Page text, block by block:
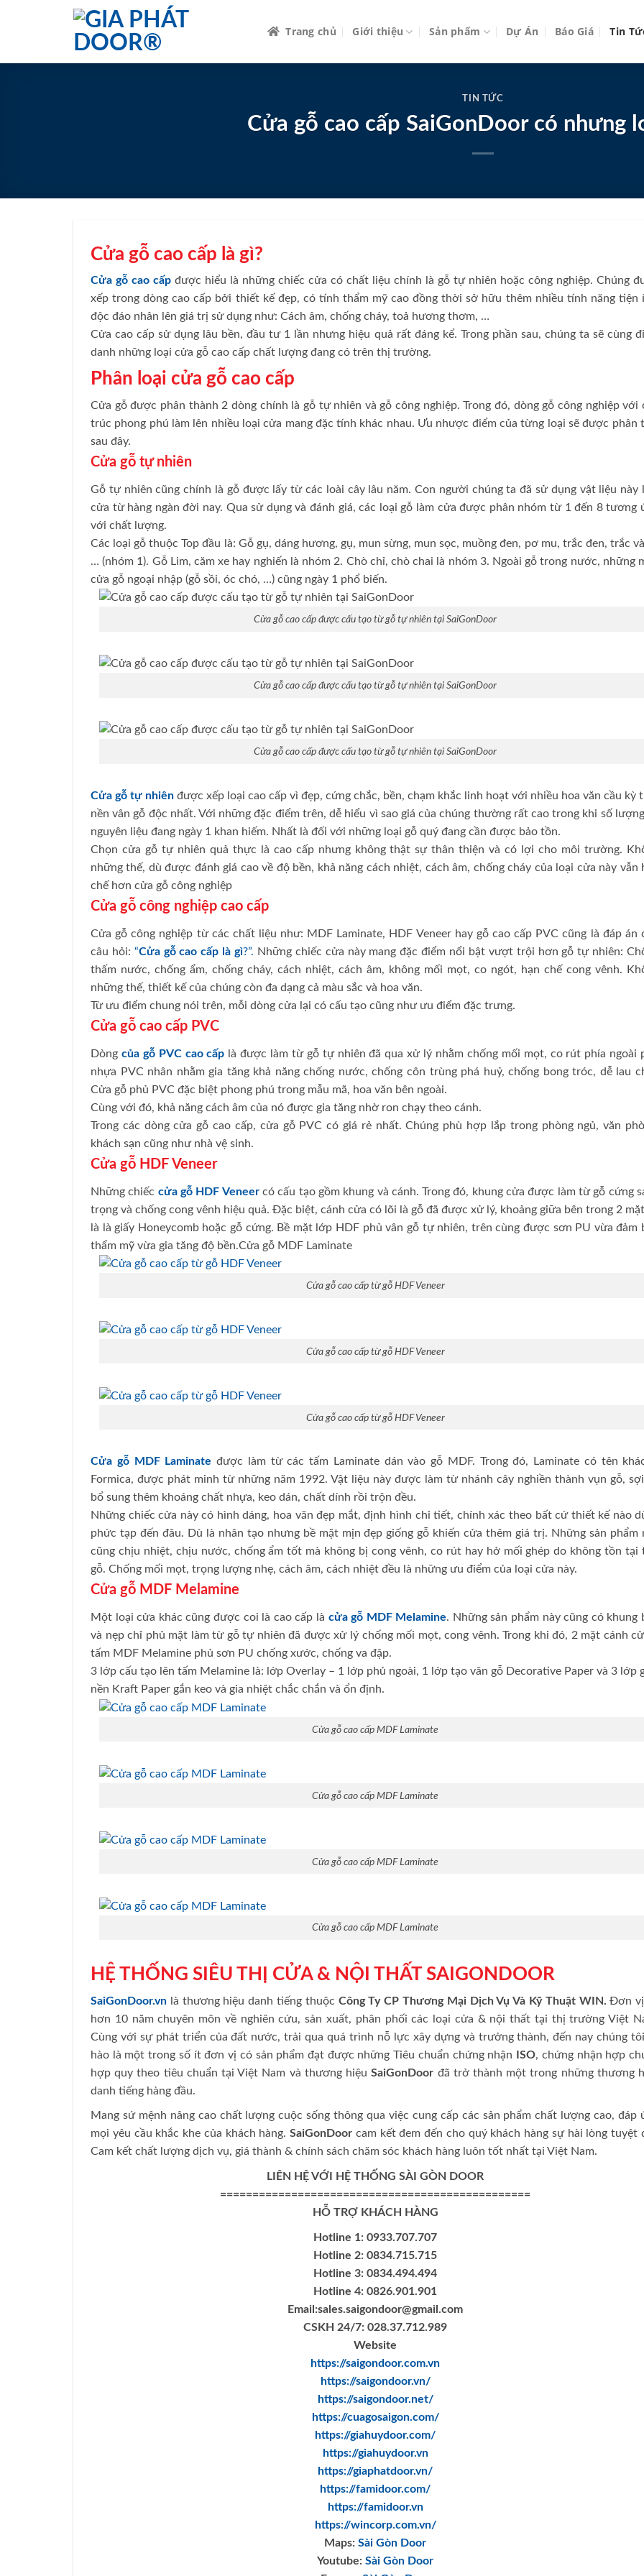
Trang chủ Giới thiệu Sản phẩm Dự Án Báo Giá Tin
TIN TỨC
Cửa gỗ cao cấp SaiGonDoor có nhưng
Cửa gỗ cao cấp là gì?
Cửa gỗ cao cấp được hiểu là những chiếc cửa có chất liệu chính là gỗ tự nhiên hoặc công nghiệp. Chúng
xếp trong dòng cao cấp bởi thiết kế đẹp, có tính thẩm mỹ cao đồng thời sở hữu thêm nhiều tính năng tiện
độc đáo nhân lên giá trị sử dụng như: Cách âm, chống cháy, toả hương thơm, …
Cửa cao cấp sử dụng lâu bền, đầu tư 1 lần nhưng hiệu quả rất đáng kể. Trong phần sau, chúng ta sẽ cùng
danh những loại cửa gỗ cao cấp chất lượng đang có trên thị trường.
Phân loại cửa gỗ cao cấp
Cửa gỗ được phân thành 2 dòng chính là gỗ tự nhiên và gỗ công nghiệp. Trong đó, dòng gỗ công nghiệp với
trúc phong phú làm lên nhiều loại cửa mang đặc tính khác nhau. Ưu nhược điểm của từng loại sẽ được phân
sau đây.
Cửa gỗ tự nhiên
Gỗ tự nhiên cũng chính là gỗ được lấy từ các loài cây lâu năm. Con người chúng ta đã sử dụng vật liệu này
cửa từ hàng ngàn đời nay. Qua sử dụng và đánh giá, các loại gỗ làm cửa được phân nhóm từ 1 đến 8 tương
với chất lượng.
Các loại gỗ thuộc Top đầu là: Gỗ gụ, dáng hương, gụ, mun sừng, mun sọc, muồng đen, pơ mu, trắc đen, trắc
… (nhóm 1). Gỗ Lim, căm xe hay nghiến là nhóm 2. Chò chỉ, chò chai là nhóm 3. Ngoài gỗ trong nước, những
cửa gỗ ngoại nhập (gỗ sồi, óc chó, …) cũng ngày 1 phổ biến.
Cửa gỗ cao cấp được cấu tạo từ gỗ tự nhiên tại SaiGonDoor
Cửa gỗ cao cấp được cấu tạo từ gỗ tự nhiên tại SaiGonDoor
Cửa gỗ cao cấp được cấu tạo từ gỗ tự nhiên tại SaiGonDoor
Cửa gỗ tự nhiên được xếp loại cao cấp vì đẹp, cứng chắc, bền, chạm khắc linh hoạt với nhiều hoa văn cầu kỳ
nền vân gỗ độc nhất. Với những đặc điểm trên, dễ hiểu vì sao giá của chúng thường rất cao trong khi số
nguyên liệu đang ngày 1 khan hiếm. Nhất là đối với những loại gỗ quý đang cần được bảo tồn.
Chọn cửa gỗ tự nhiên quả thực là cao cấp nhưng không thật sự thân thiện và có lợi cho môi trường.
những thế, dù được đánh giá cao về độ bền, khả năng cách nhiệt, cách âm, chống cháy của loại cửa này vẫn
chế hơn cửa gỗ công nghiệp
Cửa gỗ công nghiệp cao cấp
Cửa gỗ công nghiệp từ các chất liệu như: MDF Laminate, HDF Veneer hay gỗ cao cấp PVC cũng là đáp án
câu hỏi: “Cửa gỗ cao cấp là gì?”. Những chiếc cửa này mang đặc điểm nổi bật vượt trội hơn gỗ tự nhiên:
thấm nước, chống ẩm, chống cháy, cách nhiệt, cách âm, không mối mọt, co ngót, hạn chế cong vênh.
những thế, thiết kế của chúng còn đa dạng cả màu sắc và hoa văn.
Từ ưu điểm chung nói trên, mỗi dòng cửa lại có cấu tạo cũng như ưu điểm đặc trưng.
Cửa gỗ cao cấp PVC
Dòng của gỗ PVC cao cấp là được làm từ gỗ tự nhiên đã qua xử lý nhằm chống mối mọt, co rút phía ngoài
nhựa PVC nhân nhằm gia tăng khả năng chống nước, chống côn trùng phá huỷ, chống bong tróc, dễ lau
Cửa gỗ phủ PVC đặc biệt phong phú trong mẫu mã, hoa văn bên ngoài.
Cùng với đó, khả năng cách âm của nó được gia tăng nhờ ron chạy theo cánh.
Trong các dòng cửa gỗ cao cấp, cửa gỗ PVC có giá rẻ nhất. Chúng phù hợp lắp trong phòng ngủ, văn
khách sạn cũng như nhà vệ sinh.
Cửa gỗ HDF Veneer
Những chiếc cửa gỗ HDF Veneercó cấu tạo gồm khung và cánh. Trong đó, khung cửa được làm từ gỗ cứng
trọng và chống cong vênh hiệu quả. Đặc biệt, cánh cửa có lõi là gỗ đã được xử lý, khoảng giữa bên trong 2
là là giấy Honeycomb hoặc gỗ cứng. Bề mặt lớp HDF phủ vân gỗ tự nhiên, trên cùng được sơn PU vừa đảm
thẩm mỹ vừa gia tăng độ bền.Cửa gỗ MDF Laminate
Cửa gỗ cao cấp từ gỗ HDF Veneer
Cửa gỗ cao cấp từ gỗ HDF Veneer
Cửa gỗ cao cấp từ gỗ HDF Veneer
Cửa gỗ MDF Laminate được làm từ các tấm Laminate dán vào gỗ MDF. Trong đó, Laminate có tên
Formica, được phát minh từ những năm 1992. Vật liệu này được làm từ nhánh cây nghiền thành vụn gỗ,
bổ sung thêm khoáng chất nhựa, keo dán, chất dính rồi trộn đều.
Những chiếc cửa này có hình dáng, hoa văn đẹp mắt, định hình chi tiết, chính xác theo bất cứ thiết kế nào
phức tạp đến đâu. Dù là nhân tạo nhưng bề mặt mịn đẹp giống gỗ khiến cửa thêm giá trị. Những sản phẩm
cũng chịu nhiệt, chịu nước, chống ẩm tốt mà không bị cong vênh, co rút hay hở mối ghép do không tồn tại
gỗ. Chống mối mọt, trọng lượng nhẹ, cách âm, cách nhiệt đều là những ưu điểm của loại cửa này.
Cửa gỗ MDF Melamine
Một loại cửa khác cũng được coi là cao cấp là cửa gỗ MDF Melamine. Những sản phẩm này cũng có khung
và nẹp chỉ phủ mặt làm từ gỗ tự nhiên đã được xử lý chống mối mọt, cong vênh. Trong khi đó, 2 mặt cánh
tấm MDF Melamine phủ sơn PU chống xước, chống va đập.
3 lớp cấu tạo lên tấm Melamine là: lớp Overlay – 1 lớp phủ ngoài, 1 lớp tạo vân gỗ Decorative Paper và 3 lớp
nền Kraft Paper gắn keo và gia nhiệt chắc chắn và ổn định.
Cửa gỗ cao cấp MDF Laminate
Cửa gỗ cao cấp MDF Laminate
Cửa gỗ cao cấp MDF Laminate
Cửa gỗ cao cấp MDF Laminate
HỆ THỐNG SIÊU THỊ CỬA & NỘI THẤT SAIGONDOOR
SaiGonDoor.vn là thương hiệu danh tiếng thuộc Công Ty CP Thương Mại Dịch Vụ Và Kỹ Thuật WIN. Đơn
hơn 10 năm chuyên môn về nghiên cứu, sản xuất, phân phối các loại cửa & nội thất tại thị trường Việt
Cùng với sự phát triển của đất nước, trải qua quá trình nỗ lực xây dựng và trưởng thành, đến nay chúng
hào là một trong số ít đơn vị có sản phẩm đạt được những Tiêu chuẩn chứng nhận
ISO, chứng nhận hợp
hợp quy theo tiêu chuẩn tại Việt Nam và thương hiệuSaiGonDoor đã trở thành một trong những thương
danh tiếng hàng đầu.
Mang sứ mệnh nâng cao chất lượng cuộc sống thông qua việc cung cấp các sản phẩm chất lượng cao, đáp
mọi yêu cầu khắc khe của khách hàng.SaiGonDoor cam kết đem đến cho quý khách hàng sự hài lòng tuyệt
Cam kết chất lượng dịch vụ, giá thành & chính sách chăm sóc khách hàng luôn tốt nhất tại Việt Nam.
LIÊN HỆ VỚI HỆ THỐNG SÀI GÒN DOOR
================================================
HỖ TRỢ KHÁCH HÀNG
Hotline 1: 0933.707.707
Hotline 2: 0834.715.715
Hotline 3: 0834.494.494
Hotline 4: 0826.901.901
Email:sales.saigondoor@gmail.com
CSKH 24/7: 028.37.712.989
Website
https://saigondoor.com.vn
https://saigondoor.vn/
https://saigondoor.net/
https://cuagosaigon.com/
https://giahuydoor.com/
https://giahuydoor.vn
https://giaphatdoor.vn/
https://famidoor.com/
https://famidoor.vn
https://wincorp.com.vn/
Maps: Sài Gòn Door
Youtube: Sài Gòn Door